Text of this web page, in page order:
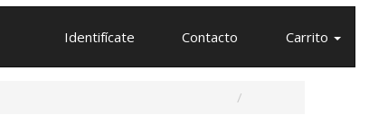
Identifícate Contacto Carrito